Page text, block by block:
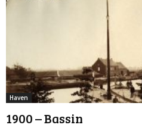
Haven
1900 – Bassin